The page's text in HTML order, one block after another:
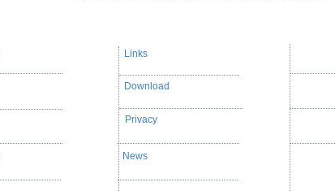
Links
Download
Privacy
News